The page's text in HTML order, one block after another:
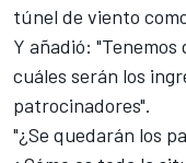
túnel de viento
Y añadió:
cuáles serán los
patrocinadores".
"¿Se quedarán los